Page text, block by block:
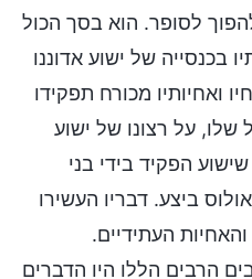
לסופר. הוא בסך הכול
בכנסייה של ישוע אדוננו
ואחיותיו מכורח תפקידו
על רצונו של ישוע
הפקיד בידי בני
ביצע. דבריו העשירו
העתידיים.
הרבים הללו היו הדברים